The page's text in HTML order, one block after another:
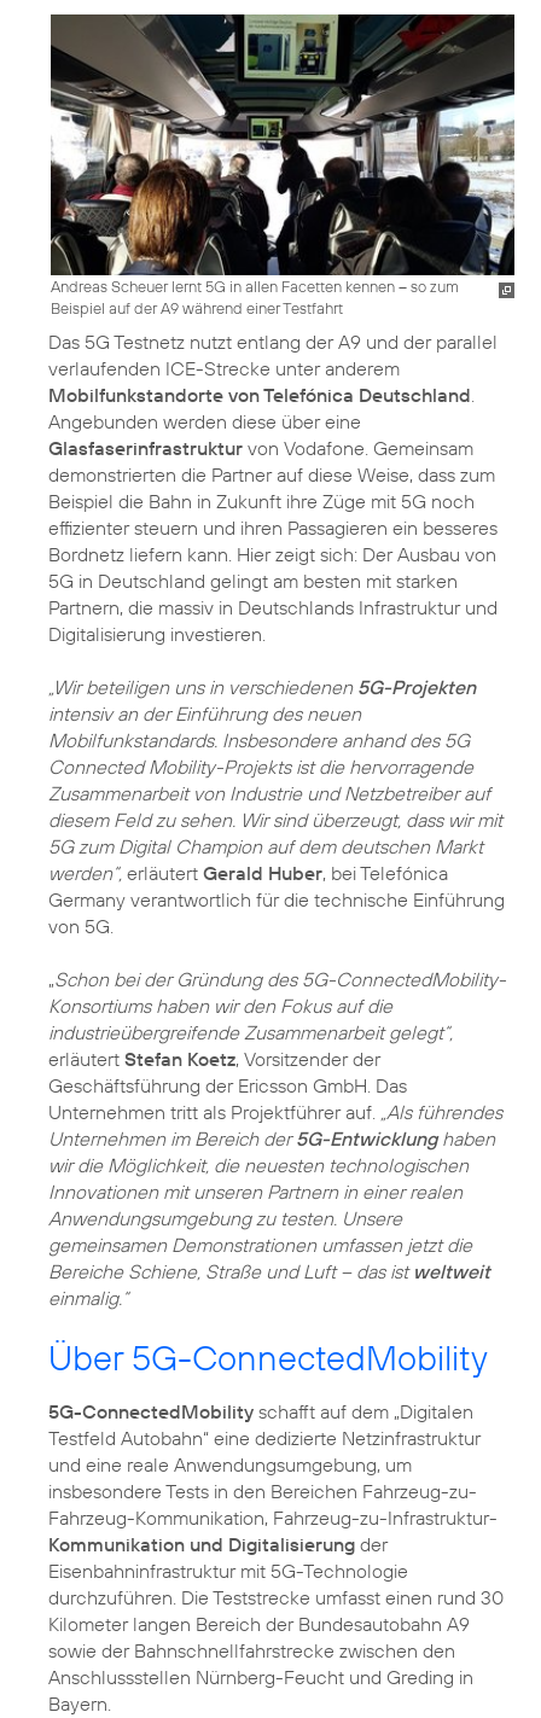
Andreas Scheuer lernt 5G in allen Facetten kennen – so zum
Beispiel auf der A9 während einer Testfahrt
Das 5G Testnetz nutzt entlang der A9 und der parallel
verlaufenden ICE-Strecke unter anderem
Mobilfunkstandorte von Telefónica Deutschland.
Angebunden werden diese über eine
Glasfaserinfrastruktur von Vodafone. Gemeinsam
demonstrierten die Partner auf diese Weise, dass zum
Beispiel die Bahn in Zukunft ihre Züge mit 5G noch
effizienter steuern und ihren Passagieren ein besseres
Bordnetz liefern kann. Hier zeigt sich: Der Ausbau von
5G in Deutschland gelingt am besten mit starken
Partnern, die massiv in Deutschlands Infrastruktur und
Digitalisierung investieren.
„Wir beteiligen uns in verschiedenen 5G-Projekten
intensiv an der Einführung des neuen
Mobilfunkstandards. Insbesondere anhand des 5G
Connected Mobility-Projekts ist die hervorragende
Zusammenarbeit von Industrie und Netzbetreiber auf
diesem Feld zu sehen. Wir sind überzeugt, dass wir mit
5G zum Digital Champion auf dem deutschen Markt
werden“, erläutert Gerald Huber, bei Telefónica
Germany verantwortlich für die technische Einführung
von 5G.
„Schon bei der Gründung des 5G-ConnectedMobility-
Konsortiums haben wir den Fokus auf die
industrieübergreifende Zusammenarbeit gelegt“,
erläutert Stefan Koetz, Vorsitzender der
Geschäftsführung der Ericsson GmbH. Das
Unternehmen tritt als Projektführer auf. „Als führendes
Unternehmen im Bereich der5G-Entwicklunghaben
wir die Möglichkeit, die neuesten technologischen
Innovationen mit unseren Partnern in einer realen
Anwendungsumgebung zu testen. Unsere
gemeinsamen Demonstrationen umfassen jetzt die
Bereiche Schiene, Straße und Luft – das ist weltweit
einmalig.“
Über 5G-ConnectedMobility
5G-ConnectedMobility schafft auf dem „Digitalen
Testfeld Autobahn“ eine dedizierte Netzinfrastruktur
und eine reale Anwendungsumgebung, um
insbesondere Tests in den Bereichen Fahrzeug-zu-
Fahrzeug-Kommunikation, Fahrzeug-zu-Infrastruktur-
Kommunikation und Digitalisierung der
Eisenbahninfrastruktur mit 5G-Technologie
durchzuführen. Die Teststrecke umfasst einen rund 30
Kilometer langen Bereich der Bundesautobahn A9
sowie der Bahnschnellfahrstrecke zwischen den
Anschlussstellen Nürnberg-Feucht und Greding in
Bayern.